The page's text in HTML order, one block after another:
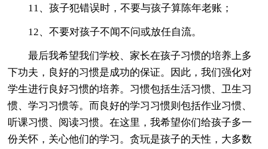
11、孩子犯错误时，不要与孩子算陈年老账；
12、不要对孩子不闻不问或放任自流。
最后我希望我们学校、家长在孩子习惯的培养上多
下功夫，良好的习惯是成功的保证。因此，我们强化对
学生进行良好习惯的培养。习惯包括生活习惯、卫生习
惯、学习习惯等。而良好的学习习惯则包括作业习惯、
听课习惯、阅读习惯。在这里，我希望你们给孩子多一
份关怀，关心他们的学习。贪玩是孩子的天性，大多数